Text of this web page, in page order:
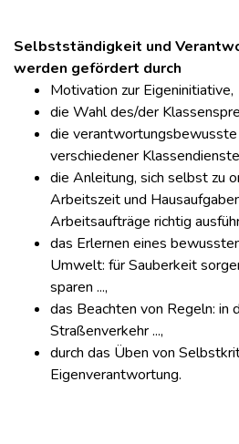
Selbstständigkeit und
werden gefördert durch
Motivation zur Eigeninitiative,
die Wahl des/der
die
verschiedener
die Anleitung, sich selbst zu
Arbeitszeit und
Arbeitsaufträge richtig
das Erlernen eines
Umwelt: für Sauberkeit
sparen ...,
das Beachten von Regeln: in
Straßenverkehr ...,
durch das Üben von
Eigenverantwortung.